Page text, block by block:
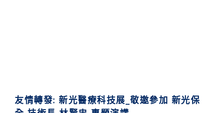
友情轉發: 新光醫療科技展_敬邀參加 新光保